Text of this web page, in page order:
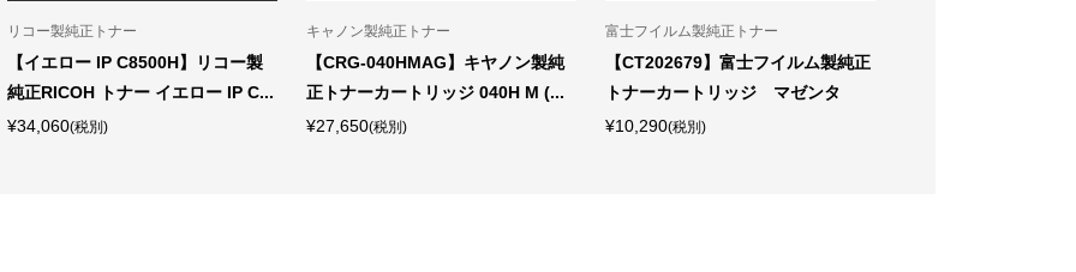
リコー製純正トナー
【イエロー IP C8500H】リコー製
純正RICOH トナー イエロー IP C...
¥34,060(税別)
キャノン製純正トナー
【CRG-040HMAG】キヤノン製純
正トナーカートリッジ 040H M (...
¥27,650(税別)
富士フイルム製純正トナー
【CT202679】富士フイルム製純正
トナーカートリッジ マゼンタ
¥10,290(税別)